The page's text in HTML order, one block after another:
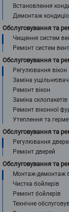
Встановлення
Демонтаж
Обслуговування та
Чищення систем
Ремонт систем
Обслуговування та
Регулювання вікон
Заміна
Ремонт вікон
Заміна склопакетів
Ремонт віконної
Утеплення та
Обслуговування та
Регулювання
Ремонт дверей
Монтаж-демонтаж
Чистка бойлерів
Ремонт бойлерів
Технічне